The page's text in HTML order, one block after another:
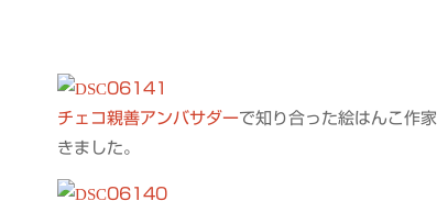
チェコ親善アンバサダーで知り合った絵はんこ作家
きました。